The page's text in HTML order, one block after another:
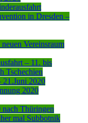
in Dresden –
Vereinsraum
– 11. bis
Tschechien
21.Juni 2020
2020
nach Thüringen
mal Subbotnik